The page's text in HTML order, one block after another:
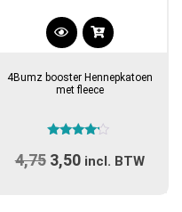
4Bumz booster Hennepkatoen
met fleece
4.00
uit 5
4,75 Oorspronkelijke
3,50Huidige
incl. BTW